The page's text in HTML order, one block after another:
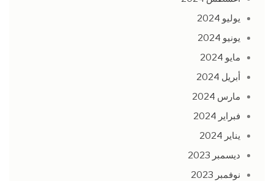
يوليو 2024
يونيو 2024
مايو 2024
أبريل 2024
مارس 2024
فبراير 2024
يناير 2024
ديسمبر 2023
نوفمبر 2023